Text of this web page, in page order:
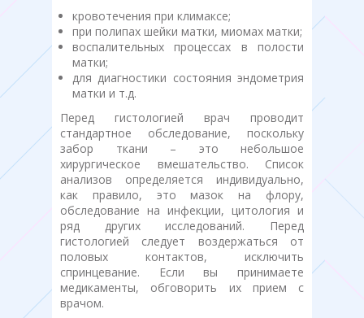
кровотечения при климаксе;
при полипах шейки матки, миомах матки;
воспалительных процессах в полости
матки;
для диагностики состояния эндометрия
матки и т.д.
Перед гистологией врач проводит
стандартное обследование, поскольку
забор ткани – это небольшое
хирургическое вмешательство. Список
анализов определяется индивидуально,
как правило, это мазок на флору,
обследование на инфекции, цитология и
ряд других исследований. Перед
гистологией следует воздержаться от
половых контактов, исключить
спринцевание. Если вы принимаете
медикаменты, обговорить их прием с
врачом.